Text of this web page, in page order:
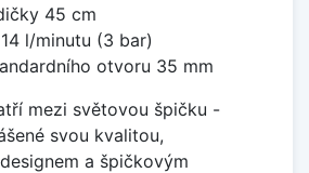
45 cm
14 l/minutu (3 bar)
otvoru 35 mm
mezi světovou špičku -
svou kvalitou,
a špičkovým